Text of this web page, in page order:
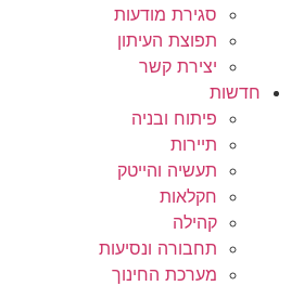
סגירת מודעות
תפוצת העיתון
יצירת קשר
חדשות
פיתוח ובניה
תיירות
תעשיה והייטק
חקלאות
קהילה
תחבורה ונסיעות
מערכת החינוך